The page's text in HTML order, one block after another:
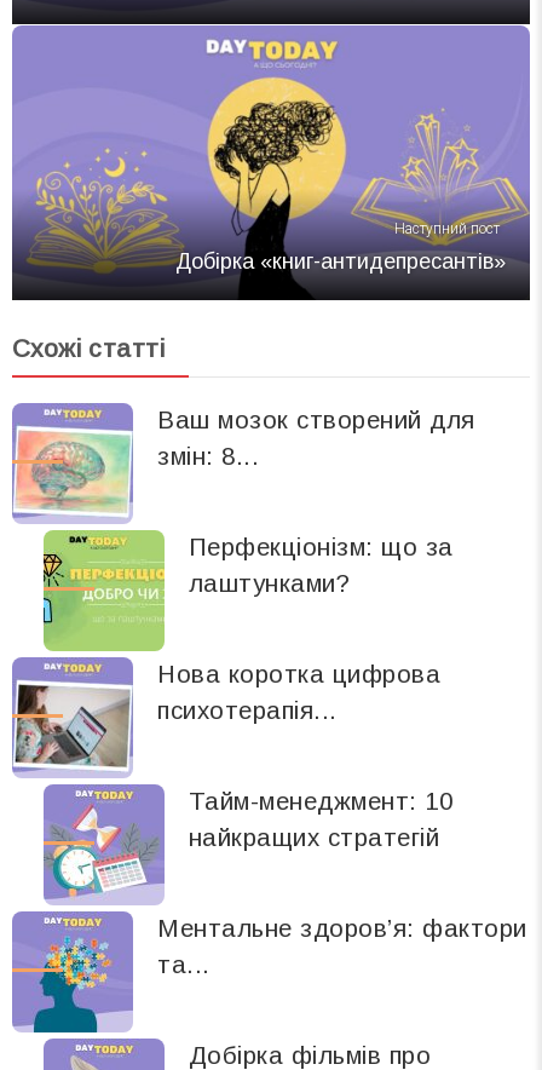
Наступний пост
Добірка «книг-антидепресантів»
Схожі статті
Ваш мозок створений для
змін: 8...
Перфекціонізм: що за
лаштунками?
Нова коротка цифрова
психотерапія...
Тайм-менеджмент: 10
найкращих стратегій
Ментальне здоров’я: фактори
та...
Добірка фільмів про